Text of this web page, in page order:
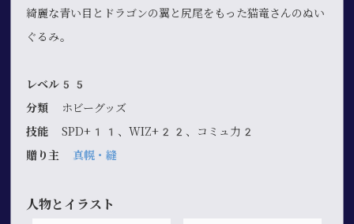
綺麗な青い目とドラゴンの翼と尻尾をもった猫竜さんのぬい
ぐるみ。
レベル55
分類 ホビーグッズ
技能 SPD+11、WIZ+22、コミュ力2
贈り主 真幌・縫
人物とイラスト